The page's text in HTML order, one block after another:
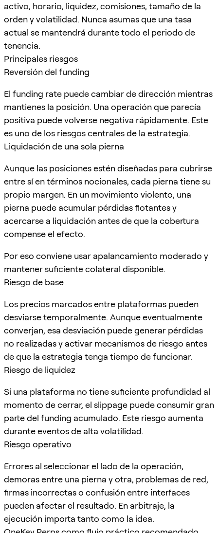
activo, horario, liquidez, comisiones, tamaño de la
orden y volatilidad. Nunca asumas que una tasa
actual se mantendrá durante todo el periodo de
tenencia.
Principales riesgos
Reversión del funding
El funding rate puede cambiar de dirección mientras
mantienes la posición. Una operación que parecía
positiva puede volverse negativa rápidamente. Este
es uno de los riesgos centrales de la estrategia.
Liquidación de una sola pierna
Aunque las posiciones estén diseñadas para cubrirse
entre sí en términos nocionales, cada pierna tiene su
propio margen. En un movimiento violento, una
pierna puede acumular pérdidas flotantes y
acercarse a liquidación antes de que la cobertura
compense el efecto.
Por eso conviene usar apalancamiento moderado y
mantener suficiente colateral disponible.
Riesgo de base
Los precios marcados entre plataformas pueden
desviarse temporalmente. Aunque eventualmente
converjan, esa desviación puede generar pérdidas
no realizadas y activar mecanismos de riesgo antes
de que la estrategia tenga tiempo de funcionar.
Riesgo de liquidez
Si una plataforma no tiene suficiente profundidad al
momento de cerrar, el slippage puede consumir gran
parte del funding acumulado. Este riesgo aumenta
durante eventos de alta volatilidad.
Riesgo operativo
Errores al seleccionar el lado de la operación,
demoras entre una pierna y otra, problemas de red,
firmas incorrectas o confusión entre interfaces
pueden afectar el resultado. En arbitraje, la
ejecución importa tanto como la idea.